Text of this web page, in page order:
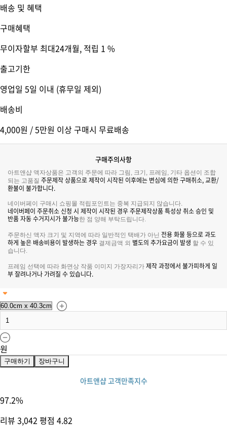
배송 및 혜택
구매혜택
무이자할부 최대24개월, 적립 1 %
출고기한
영업일 5일 이내 (휴무일 제외)
배송비
4,000원 / 5만원 이상 구매시 무료배송
구매주의사항
아트앤샵 액자상품은 고객의 주문에 따라 그림, 크기, 프레임, 기타 옵션이 조합
되는 고품질 주문제작 상품으로 제작이 시작된 이후에는 변심에 의한 구매취소, 교환/
환불이 불가합니다.
네이버페이 구매시 쇼핑몰 적립포인트는 중복 지급되지 않습니다.
네이버페이 주문취소 신청 시 제작이 시작된 경우 주문제작상품 특성상 취소 승인 및
반품 자동 수거지시가 불가능한 점 양해 부탁드립니다.
주문하신 액자 크기 및 지역에 따라 일반적인 택배가 아닌 전용 화물 등으로 과도
하게 높은 배송비용이 발생하는 경우 결제금액 외 별도의 추가요금이 발생 할 수 있
습니다.
프레임 선택에 따라 화면상 작품 이미지 가장자리가 제작 과정에서 불가피하게 일
부 잘려나거나 가려질 수 있습니다.
원
구매하기 장바구니
아트앤샵 고객만족지수
97.2%
리뷰 3,042 평점 4.82